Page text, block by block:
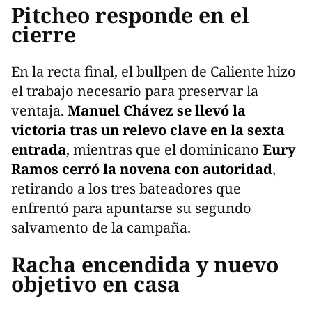
Pitcheo responde en el
cierre
En la recta final, el bullpen de Caliente hizo
el trabajo necesario para preservar la
ventaja. Manuel Chávez se llevó la
victoria tras un relevo clave en la sexta
entrada, mientras que el dominicano Eury
Ramos cerró la novena con autoridad,
retirando a los tres bateadores que
enfrentó para apuntarse su segundo
salvamento de la campaña.
Racha encendida y nuevo
objetivo en casa